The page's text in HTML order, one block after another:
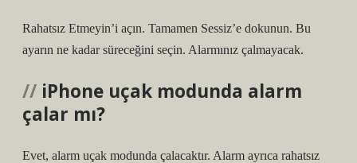
Rahatsız Etmeyin’i açın. Tamamen Sessiz’e dokunun. Bu
ayarın ne kadar süreceğini seçin. Alarmınız çalmayacak.
iPhone uçak modunda alarm
çalar mı?
Evet, alarm uçak modunda çalacaktır. Alarm ayrıca rahatsız